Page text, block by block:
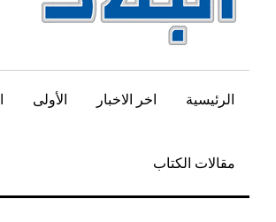
الرئيسية اخر الاخبار الأولى
مقالات الكتاب